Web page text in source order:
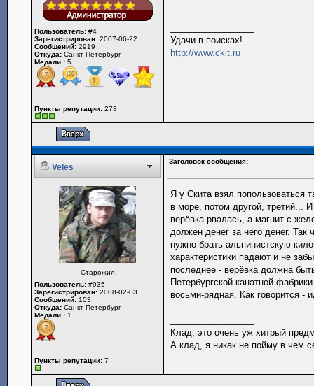
Пользователь: #4
Зарегистрирован: 2007-06-22
Сообщений: 2919
Откуда: Санкт-Петербург
Медали : 5
Пункты репутации: 273
Удачи в поисках!
http://www.ckit.ru
Veles
Заголовок сообщения:
Старожил
Пользователь: #935
Зарегистрирован: 2008-02-03
Сообщений: 103
Откуда: Санкт-Петербург
Медали : 1
Пункты репутации: 7
Я у Скита взял попользоваться
в море, потом другой, третий...
верёвка рвалась, а магнит с
должен денег за него денег.
нужно брать альпинистскую
характеристики падают и не
последнее - верёвка должна
Петербургской канатной
восьми-рядная. Как говорится -
Клад, это очень уж хитрый
А клад, я никак не пойму в чем